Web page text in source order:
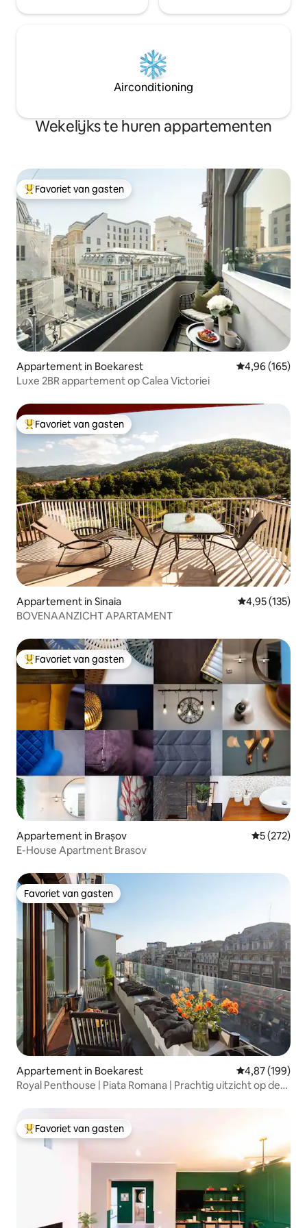
Airconditioning
Wekelijks te huren appartementen
Topfavoriet van gasten
Favoriet van gasten
Appartement in Boekarest Gemiddelde
4,96 (165)
Luxe 2BR appartement op Calea Victoriei
Topfavoriet van gasten
Favoriet van gasten
Appartement in Sinaia Gemiddelde
4,95 (135)
BOVENAANZICHT APARTAMENT
Topfavoriet van gasten
Favoriet van gasten
Appartement in Brașov
5 (272)
E-House Apartment Brasov
Favoriet van gasten
Favoriet van gasten
Appartement in Boekarest Gemiddelde
4,87 (199)
Royal Penthouse | Piata Romana | Prachtig uitzicht op de
Topfavoriet van gasten
Favoriet van gasten